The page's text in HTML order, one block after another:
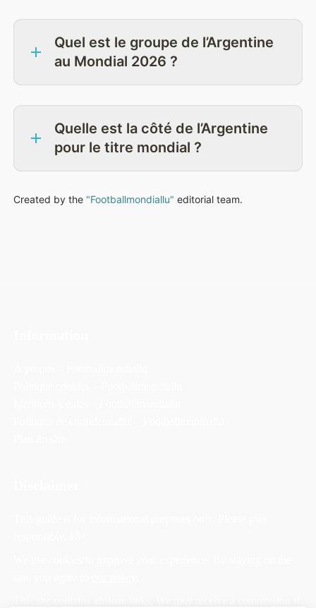
Quel est le groupe de l’Argentine
au Mondial 2026 ?
Quelle est la côté de l’Argentine
pour le titre mondial ?
Created by the "Footballmondiallu" editorial team.